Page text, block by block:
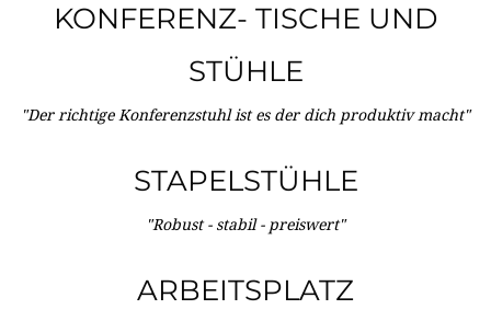
KONFERENZ- TISCHE UND
STÜHLE
"Der richtige Konferenzstuhl ist es der dich produktiv macht"
STAPELSTÜHLE
"Robust - stabil - preiswert"
ARBEITSPLATZ